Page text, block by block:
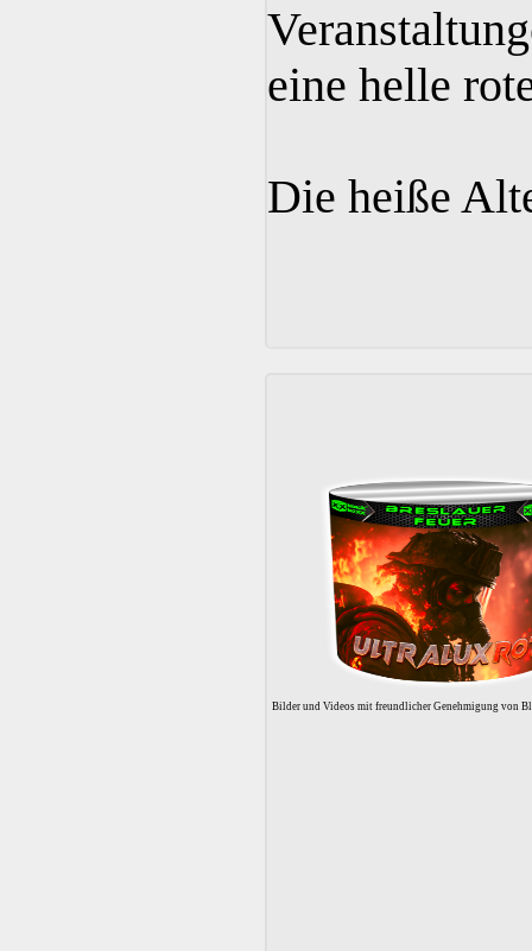
eine helle
Die heiße
Bilder und Videos mit freundlicher Genehmigung von